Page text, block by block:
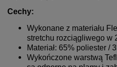
Cechy:
Wykonane z materiału
stretchu rozciągliwego w
Materiał: 65% poliester /
Wykończone warstwą